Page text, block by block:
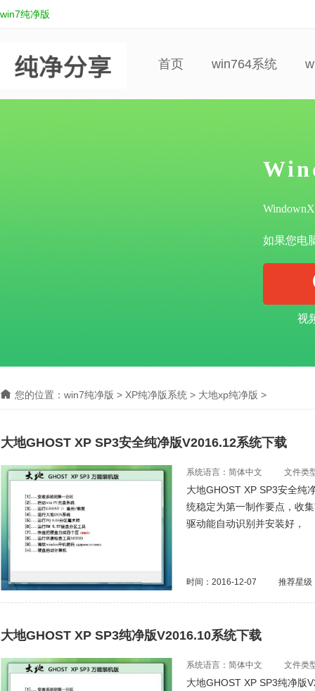
win7纯净版
首页 win764系统
如果您电
视
您的位置： win7纯净版 > XP纯净版系统 > 大地xp纯净版 >
大地GHOST XP SP3安全纯净版V2016.12系统下载
系统语言：简体中文 文件类
大地GHOST XP SP3安全纯
统稳定为第一制作要点，收
驱动能自动识别并安装好，
时间：2016-12-07 推荐星级
大地GHOST XP SP3纯净版V2016.10系统下载
系统语言：简体中文 文件类
大地GHOST XP SP3纯净版